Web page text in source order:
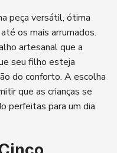
peça versátil, ótima
os mais arrumados.
artesanal que a
seu filho esteja
do conforto. A escolha
que as crianças se
perfeitas para um dia